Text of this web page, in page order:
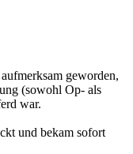
geworden,
(sowohl Op- als
war.
und bekam sofort